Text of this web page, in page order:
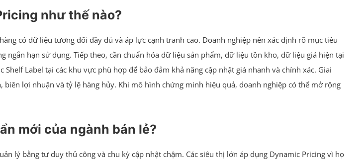
như thế nào?
có dữ liệu tương đối đầy đủ và áp lực cạnh tranh cao. Doanh nghiệp nên xác định rõ mục tiêu
hạn sử dụng. Tiếp theo, cần chuẩn hóa dữ liệu sản phẩm, dữ liệu tồn kho, dữ liệu giá hiện tại
Label tại các khu vực phù hợp để bảo đảm khả năng cập nhật giá nhanh và chính xác. Giai
lợi nhuận và tỷ lệ hàng hủy. Khi mô hình chứng minh hiệu quả, doanh nghiệp có thể mở rộng
mới của ngành bán lẻ?
lý bằng tư duy thủ công và chu kỳ cập nhật chậm. Các siêu thị lớn áp dụng Dynamic Pricing vì họ